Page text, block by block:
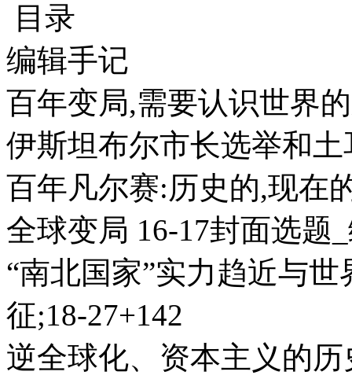
目录
编辑手记
百年变局,需要认识世界
伊斯坦布尔市长选举和
百年凡尔赛:历史的,现在
全球变局 16-17封面选题
“南北国家”实力趋近与
征;18-27+142
逆全球化、资本主义的